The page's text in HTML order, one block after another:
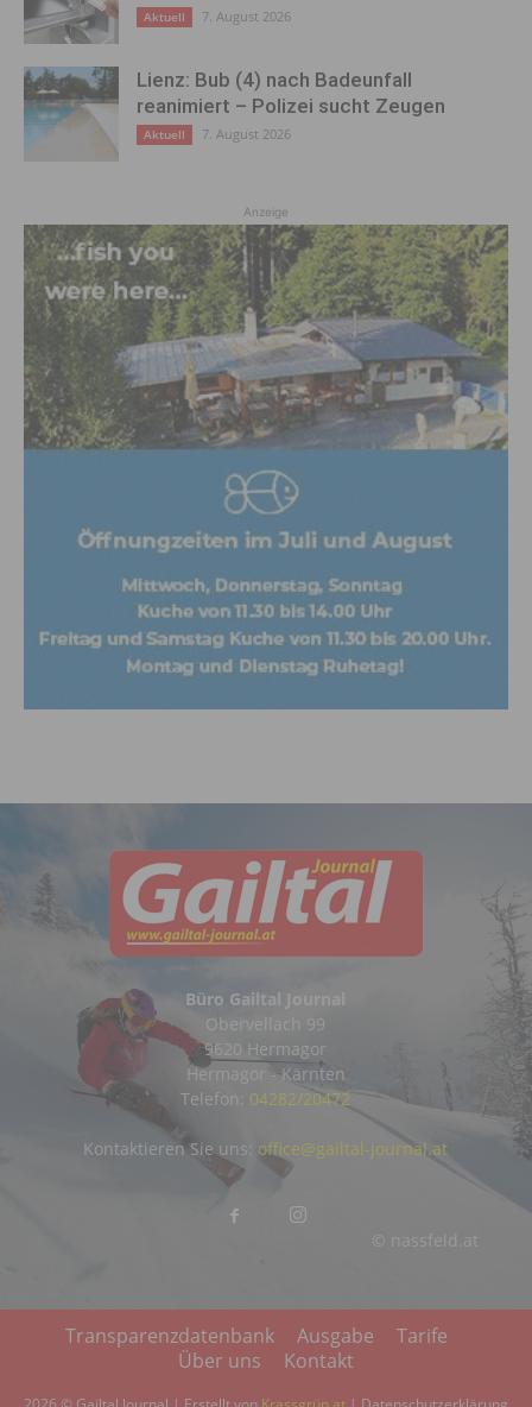
Aktuell 7. August 2026
Lienz: Bub (4) nach Badeunfall
reanimiert – Polizei sucht Zeugen
Aktuell 7. August 2026
Anzeige
Büro Gailtal Journal
Obervellach 99
9620 Hermagor
Hermagor - Kärnten
Telefon: 04282/20472
© nassfeld.at
Kontaktieren Sie uns: office@gailtal-journal.at
Transparenzdatenbank Ausgabe
Tarife
Über uns
Kontakt